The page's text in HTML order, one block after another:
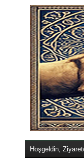
Hoşgeldin,